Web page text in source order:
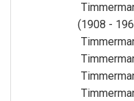
(1908 -